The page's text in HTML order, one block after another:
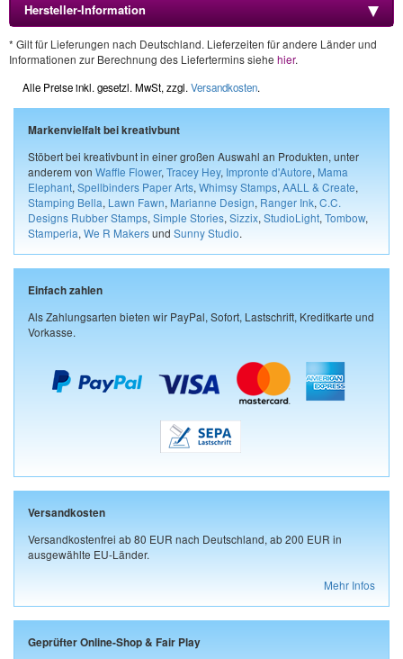
Hersteller-Information
* Gilt für Lieferungen nach Deutschland. Lieferzeiten für andere Länder und
Informationen zur Berechnung des Liefertermins siehe hier.
Alle Preise inkl. gesetzl. MwSt, zzgl. Versandkosten.
Markenvielfalt bei kreativbunt
Stöbert bei kreativbunt in einer großen Auswahl an Produkten, unter
anderem von Waffle Flower, Tracey Hey, Impronte d'Autore, Mama
Elephant, Spellbinders Paper Arts, Whimsy Stamps, AALL & Create,
Stamping Bella, Lawn Fawn, Marianne Design, Ranger Ink, C.C.
Designs Rubber Stamps, Simple Stories, Sizzix, StudioLight, Tombow,
Stamperia, We R Makersund Sunny Studio.
Einfach zahlen
Als Zahlungsarten bieten wir PayPal, Sofort, Lastschrift, Kreditkarte und
Vorkasse.
Versandkosten
Versandkostenfrei ab 80 EUR nach Deutschland, ab 200 EUR in
ausgewählte EU-Länder.
Mehr Infos
Geprüfter Online-Shop & Fair Play